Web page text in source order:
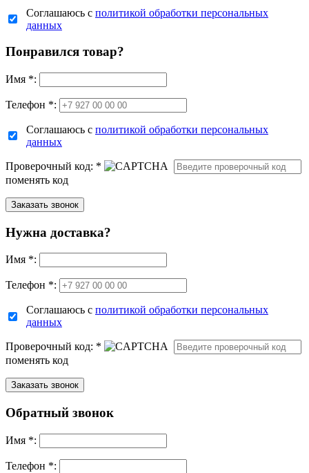
Соглашаюсь с политикой обработки персональных
данных
Понравился товар?
Имя *:
Телефон *:
Соглашаюсь с политикой обработки персональных
данных
Проверочный код: *
поменять код
Нужна доставка?
Имя *:
Телефон *:
Соглашаюсь с политикой обработки персональных
данных
Проверочный код: *
поменять код
Обратный звонок
Имя *:
Телефон *: